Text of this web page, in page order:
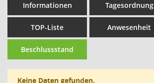
Informationen Tagesordnung
TOP-Liste Anwesenheit
Beschlussstand
Keine Daten gefunden.